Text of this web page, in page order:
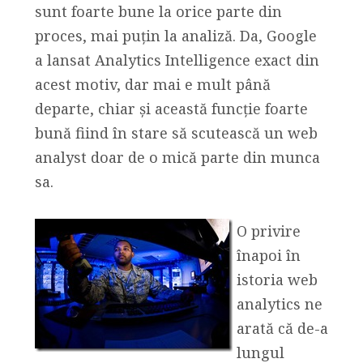
sunt foarte bune la orice parte din
proces, mai puțin la analiză. Da, Google
a lansat Analytics Intelligence exact din
acest motiv, dar mai e mult până
departe, chiar și această funcție foarte
bună fiind în stare să scutească un web
analyst doar de o mică parte din munca
sa.
O privire
înapoi în
istoria web
analytics ne
arată că de-a
lungul